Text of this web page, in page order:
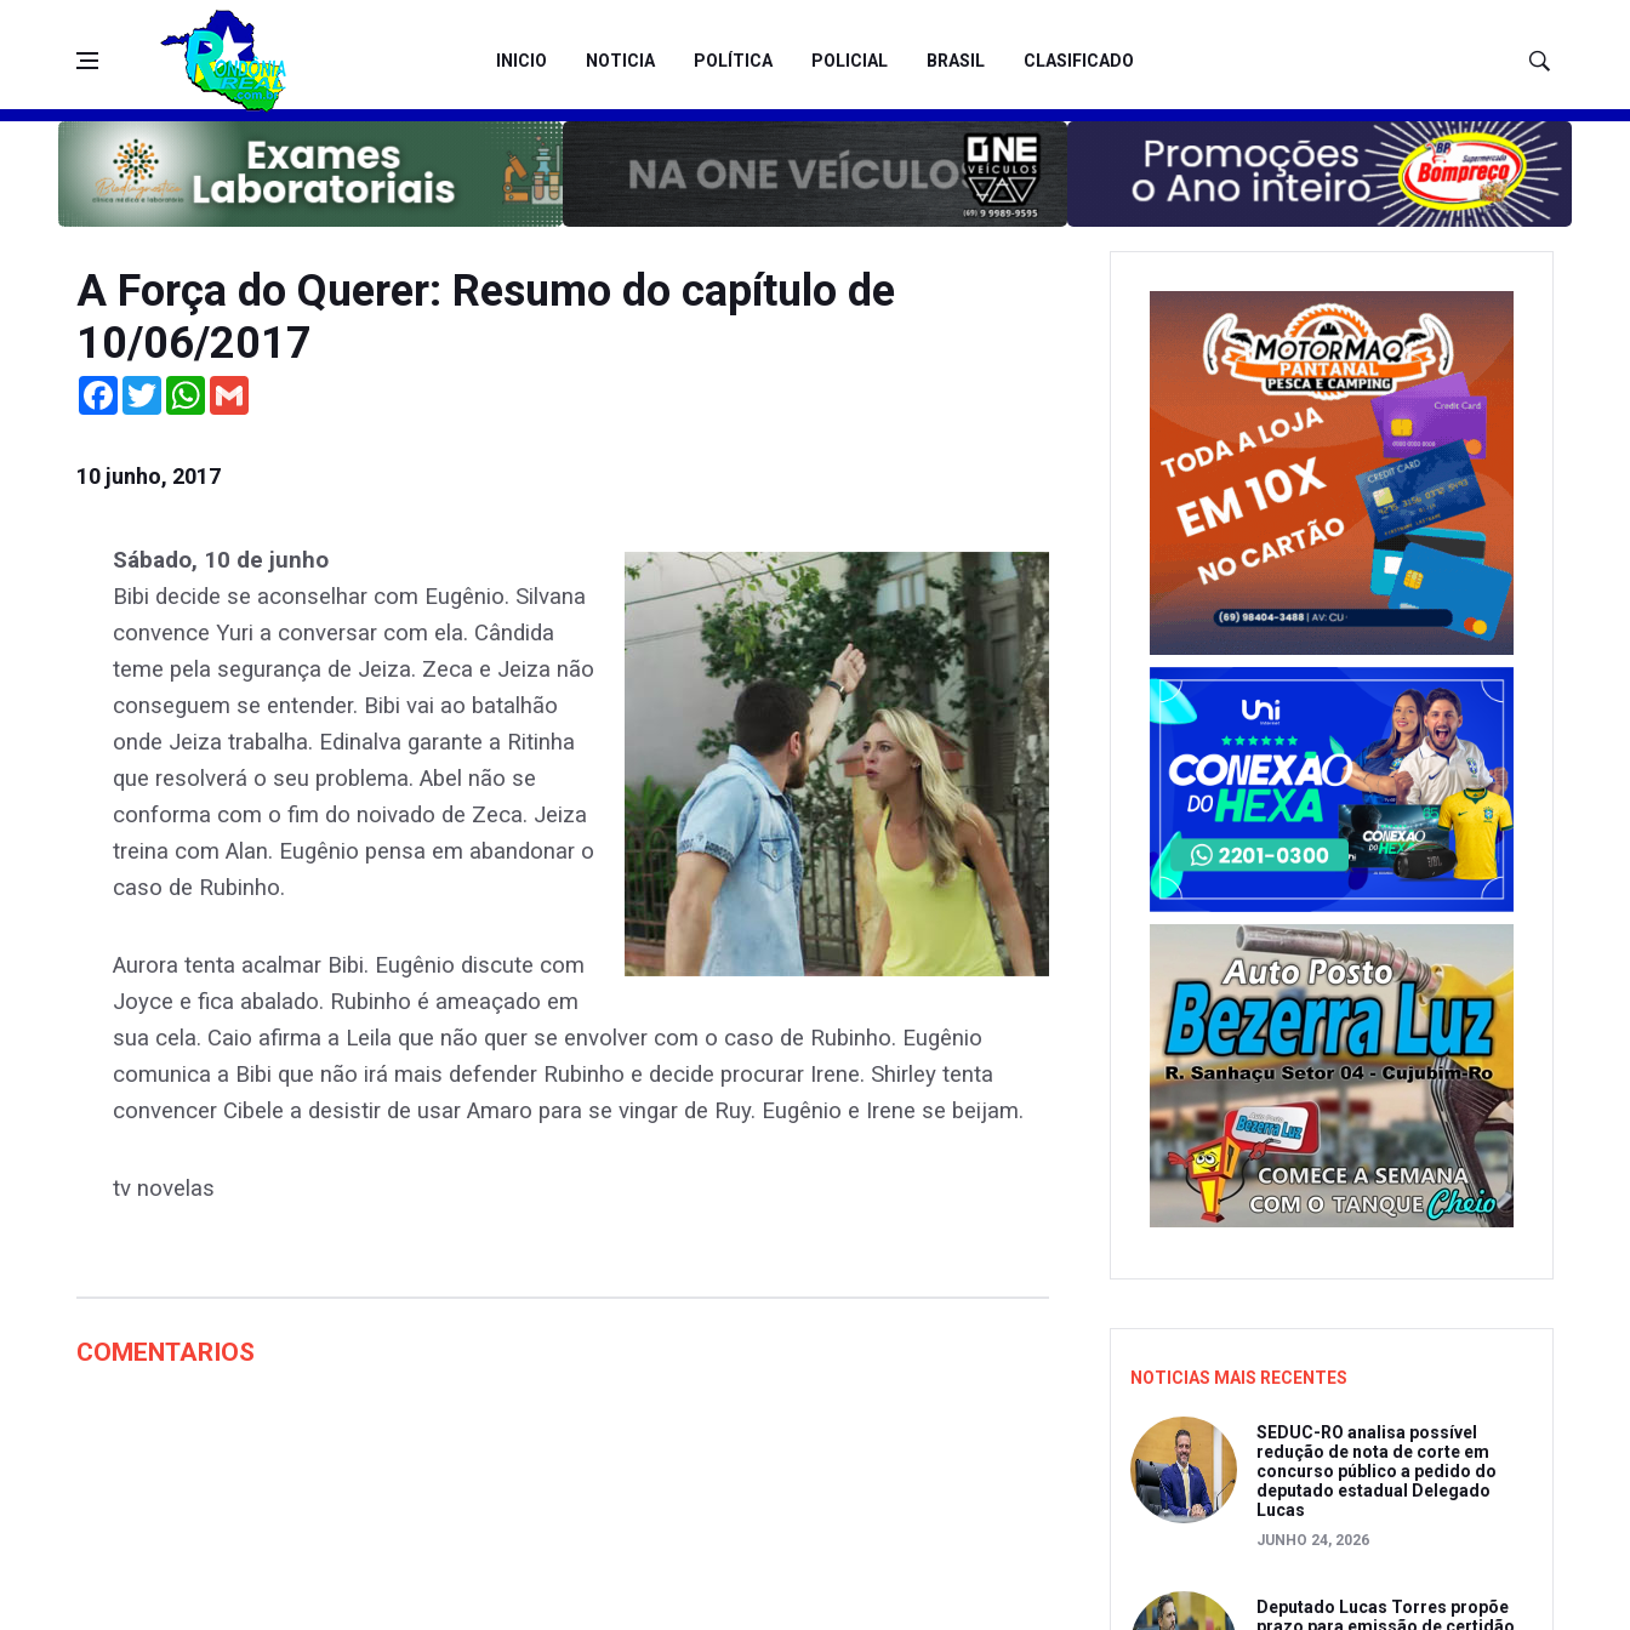
INICIO NOTICIA POLÍTICA POLICIAL BRASIL CLASIFICADO
A Força do Querer: Resumo do capítulo de
10/06/2017
Facebook
TwitterWhatsApp
10 junho, 2017
Sábado, 10 de junho
Bibi decide se aconselhar com Eugênio. Silvana
convence Yuri a conversar com ela. Cândida
teme pela segurança de Jeiza. Zeca e Jeiza não
conseguem se entender. Bibi vai ao batalhão
onde Jeiza trabalha. Edinalva garante a Ritinha
que resolverá o seu problema. Abel não se
conforma com o fim do noivado de Zeca. Jeiza
treina com Alan. Eugênio pensa em abandonar o
caso de Rubinho.
Aurora tenta acalmar Bibi. Eugênio discute com
Joyce e fica abalado. Rubinho é ameaçado em
sua cela. Caio afirma a Leila que não quer se envolver com o caso de Rubinho. Eugênio
comunica a Bibi que não irá mais defender Rubinho e decide procurar Irene. Shirley tenta
convencer Cibele a desistir de usar Amaro para se vingar de Ruy. Eugênio e Irene se beijam.
tv novelas
COMENTARIOS
NOTICIAS MAIS RECENTES
SEDUC-RO analisa possível
redução de nota de corte em
concurso público a pedido do
deputado estadual Delegado
Lucas
JUNHO 24, 2026
Deputado Lucas Torres propõe